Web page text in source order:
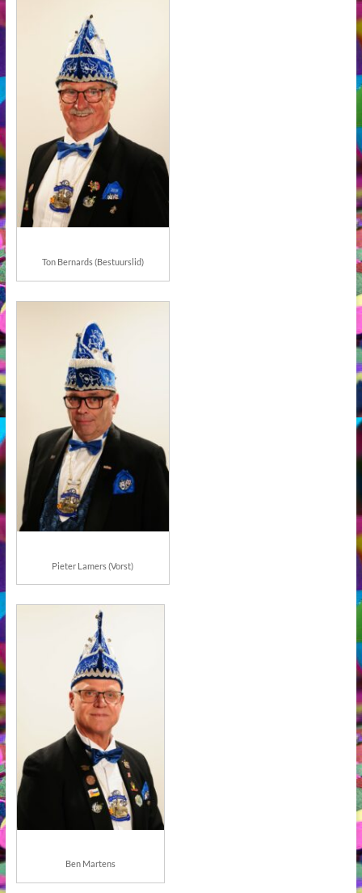
Ton Bernards (Bestuurslid)
Pieter Lamers (Vorst)
Ben Martens